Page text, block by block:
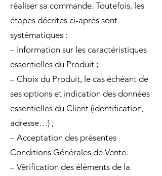
réaliser sa commande. Toutefois, les
étapes décrites ci-après sont
systématiques :
– Information sur les caractéristiques
essentielles du Produit ;
– Choix du Produit, le cas échéant de
ses options et indication des données
essentielles du Client (identification,
adresse…) ;
– Acceptation des présentes
Conditions Générales de Vente.
– Vérification des éléments de la